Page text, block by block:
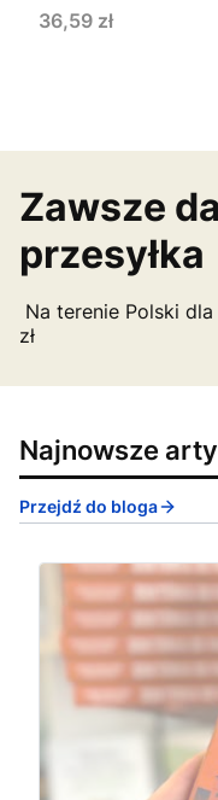
Cena
36,59 zł
Zawsze
przesyłka
Na terenie Polski
zł
Najnowsze
Przejdź do bloga